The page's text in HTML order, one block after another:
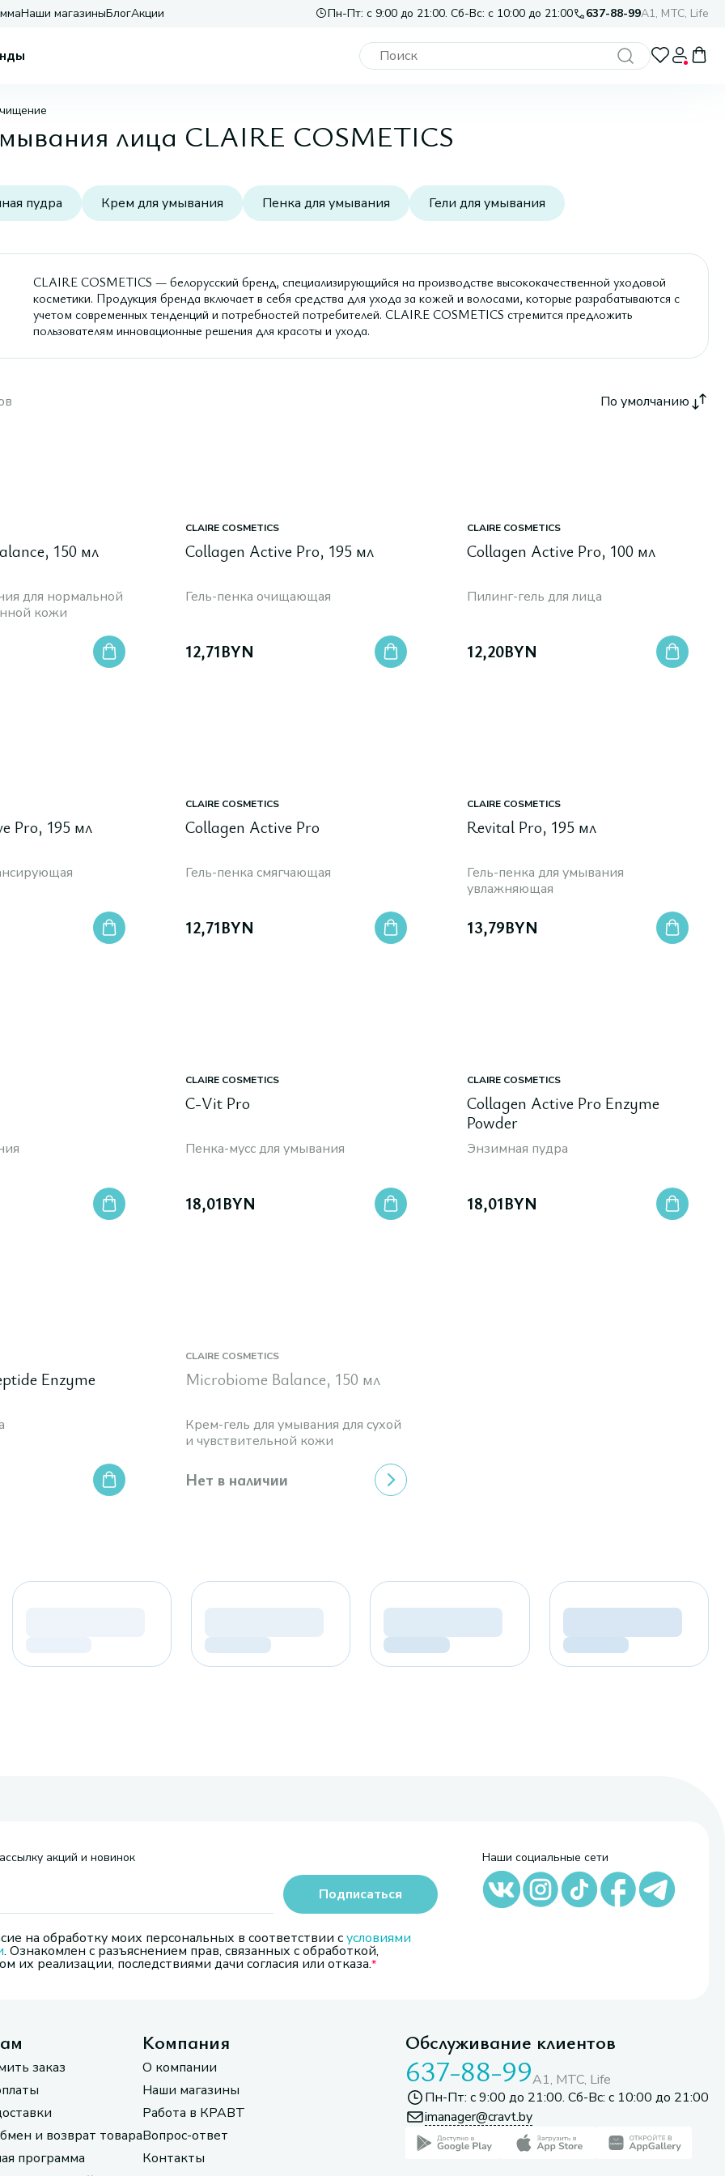
Наши магазиныБлогАкции Пн-Пт: с 9:00 до 21:00. Сб-Вс: с 10:00 до 21:00 637-88-99A1, МТС, Life
лица CLAIRE COSMETICS
пудра Крем для умывания Пенка для умывания Гели для умывания
CLAIRE COSMETICS — белорусский бренд, специализирующийся на производстве высококачественной уходовой
косметики. Продукция бренда включает в себя средства для ухода за кожей и волосами, которые разрабатываются с
учетом современных тенденций и потребностей потребителей. CLAIRE COSMETICS стремится предложить
пользователям инновационные решения для красоты и ухода.
По умолчанию
150 мл
для нормальной
кожи
CLAIRE COSMETICS
Collagen Active Pro, 195 мл
Гель-пенка очищающая
12,71BYN
CLAIRE COSMETICS
Collagen Active Pro, 100 мл
Пилинг-гель для лица
12,20BYN
Pro, 195 мл
CLAIRE COSMETICS
Сollagen Active Pro
Гель-пенка смягчающая
12,71BYN
CLAIRE COSMETICS
Revital Pro, 195 мл
Гель-пенка для умывания
увлажняющая
13,79BYN
CLAIRE COSMETICS
C-Vit Pro
Пенка-мусс для умывания
18,01BYN
CLAIRE COSMETICS
Collagen Active Pro Enzyme
Powder
Энзимная пудра
18,01BYN
Enzyme
CLAIRE COSMETICS
Microbiome Balance, 150 мл
Крем-гель для умывания для сухой
и чувствительной кожи
Нет в наличии
акций и новинок
на обработку моих персональных в соответствии сусловиями
. Ознакомлен с разъяснением прав, связанных с обработкой,
их реализации, последствиями дачи согласия или отказа.
Подписаться
Наши социальные сети
заказ
и возврат товара
программа
Компания
О компании
Наши магазины
Работа в КРАВТ
Вопрос-ответ
Контакты
Обслуживание клиентов
637-88-99A1, МТС, Life
Пн-Пт: с 9:00 до 21:00. Сб-Вс: с 10:00 до 21:00
imanager@cravt.by